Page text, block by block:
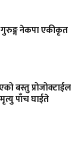
गुरुङ्ग नेकपा एकीकृत
बस्तु प्रोजोक्टाईल
पाँच घाईते